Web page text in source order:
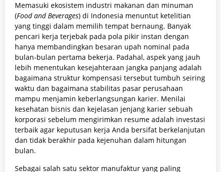
Memasuki ekosistem industri makanan dan minuman
(Food and Beverages) di Indonesia menuntut ketelitian
yang tinggi dalam memilih tempat bernaung. Banyak
pencari kerja terjebak pada pola pikir instan dengan
hanya membandingkan besaran upah nominal pada
bulan-bulan pertama bekerja. Padahal, aspek yang jauh
lebih menentukan kesejahteraan jangka panjang adalah
bagaimana struktur kompensasi tersebut tumbuh seiring
waktu dan bagaimana stabilitas pasar perusahaan
mampu menjamin keberlangsungan karier. Menilai
kesehatan bisnis dan kejelasan jenjang karier sebuah
korporasi sebelum mengirimkan resume adalah investasi
terbaik agar keputusan kerja Anda bersifat berkelanjutan
dan tidak berakhir pada kejenuhan dalam hitungan
bulan.
Sebagai salah satu sektor manufaktur yang paling